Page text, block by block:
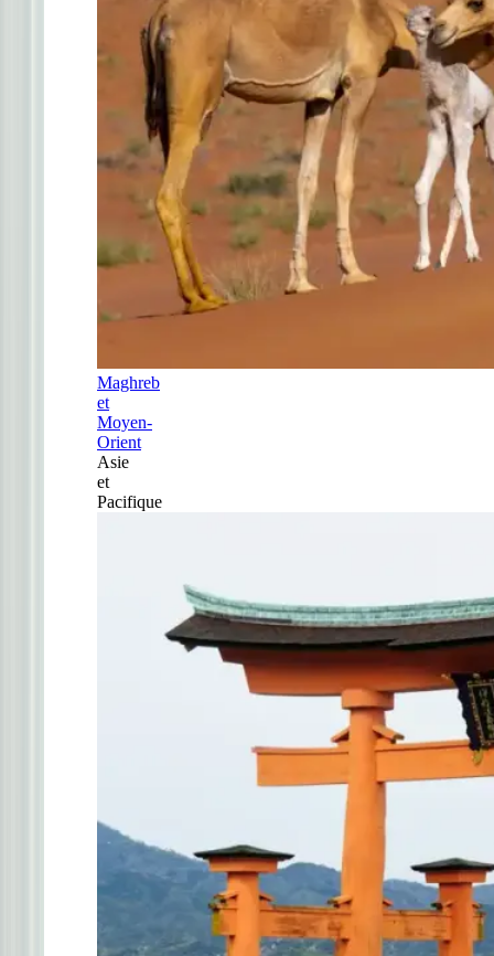
Maghreb
et
Moyen-
Orient
Asie
et
Pacifique